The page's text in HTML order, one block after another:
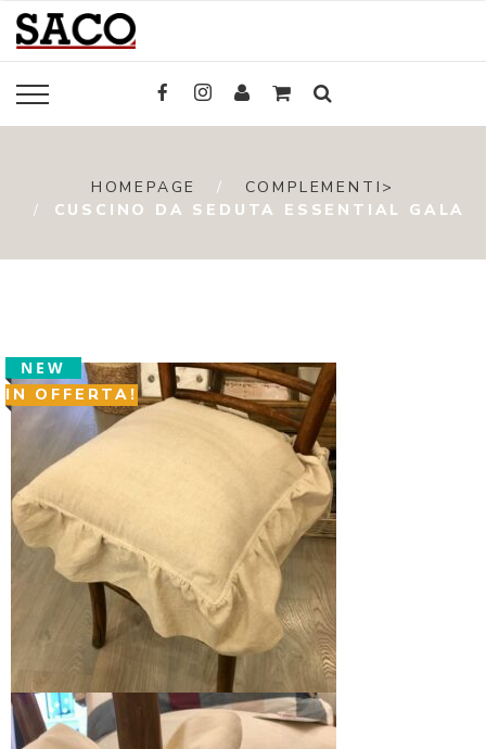
HOMEPAGE
COMPLEMENTI>
CUSCINO DA SEDUTA ESSENTIAL GALA
NEW
IN OFFERTA!